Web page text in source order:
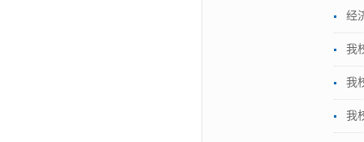
经
我
我
我